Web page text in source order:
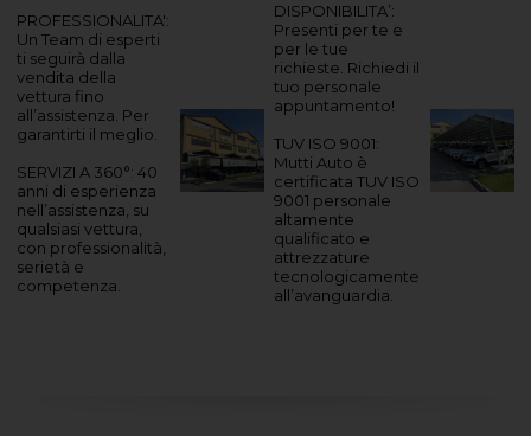
PROFESSIONALITA':
Un Team di esperti
ti seguirà dalla
vendita della
vettura fino
all’assistenza. Per
garantirti il meglio.
SERVIZI A 360°: 40
anni di esperienza
nell’assistenza, su
qualsiasi vettura,
con professionalità,
serietà e
competenza.
DISPONIBILITA’:
Presenti per te e
per le tue
richieste. Richiedi il
tuo personale
appuntamento!
TUV ISO 9001:
Mutti Auto è
certificata TUV ISO
9001 personale
altamente
qualificato e
attrezzature
tecnologicamente
all’avanguardia.